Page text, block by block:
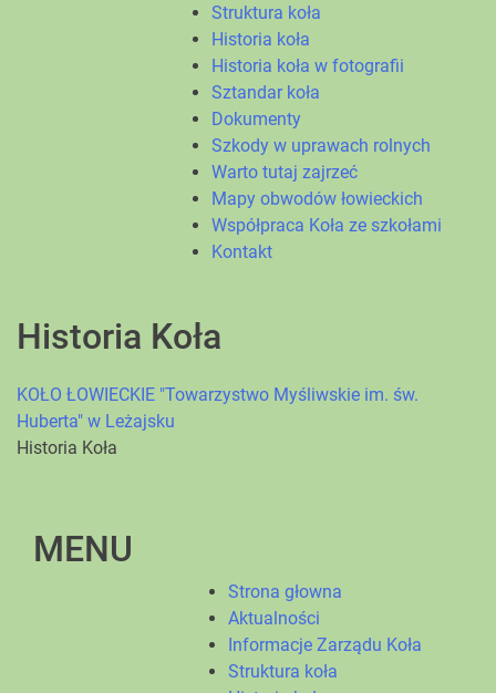
Struktura koła
Historia koła
Historia koła w fotografii
Sztandar koła
Dokumenty
Szkody w uprawach rolnych
Warto tutaj zajrzeć
Mapy obwodów łowieckich
Współpraca Koła ze szkołami
Kontakt
Historia Koła
KOŁO ŁOWIECKIE "Towarzystwo Myśliwskie im. św.
Huberta" w Leżajsku
Historia Koła
MENU
Strona głowna
Aktualności
Informacje Zarządu Koła
Struktura koła